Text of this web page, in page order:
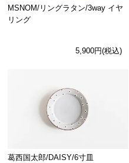
MSNOM/リングラタン/3way イヤ
リング
5,900円(税込)
葛西国太郎/DAISY/6寸皿